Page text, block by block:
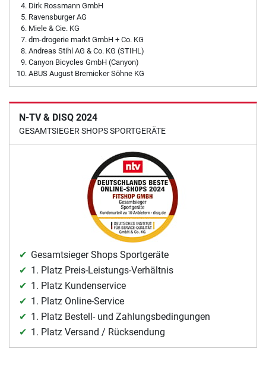
Dirk Rossmann GmbH
Ravensburger AG
Miele & Cie. KG
dm-drogerie markt GmbH + Co. KG
Andreas Stihl AG & Co. KG (STIHL)
Canyon Bicycles GmbH (Canyon)
ABUS August Bremicker Söhne KG
N-TV & DISQ 2024
GESAMTSIEGER SHOPS SPORTGERÄTE
Gesamtsieger Shops Sportgeräte
1. Platz Preis-Leistungs-Verhältnis
1. Platz Kundenservice
1. Platz Online-Service
1. Platz Bestell- und Zahlungsbedingungen
1. Platz Versand / Rücksendung